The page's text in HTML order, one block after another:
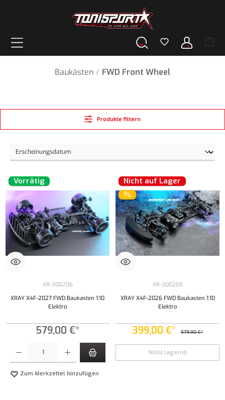
Baukästen / FWD Front Wheel
Produkte filtern
Vorrätig
XR-300206
XRAY X4F-2027 FWD Baukasten 1:10
Elektro
579,00 €*
Produkt Anzahl: Gib den gewünschten Wert ein oder benutze die Schaltflächen um die
Zum Merkzettel hinzufügen
Nicht auf Lager
%
XR-300205
XRAY X4F-2026 FWD Baukasten 1:10
Elektro
399,00 €* 579,90 €*
Nicht lagernd